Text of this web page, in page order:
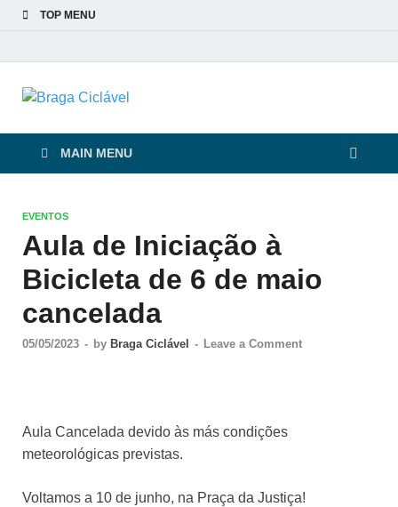
TOP MENU
Braga Ciclável
MAIN MENU
EVENTOS
Aula de Iniciação à
Bicicleta de 6 de maio
cancelada
05/05/2023 - by Braga Ciclável - Leave a Comment
Aula Cancelada devido às más condições
meteorológicas previstas.
Voltamos a 10 de junho, na Praça da Justiça!